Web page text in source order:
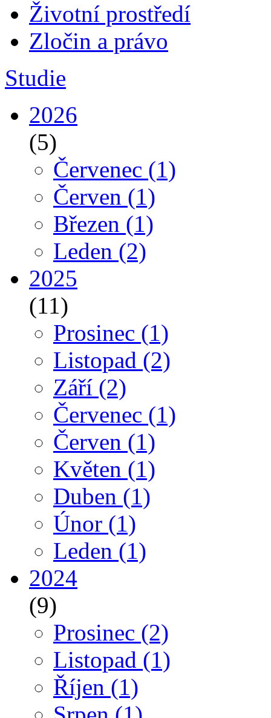
Životní prostředí
Zločin a právo
Studie
2026
(5)
Červenec (1)
Červen (1)
Březen (1)
Leden (2)
2025
(11)
Prosinec (1)
Listopad (2)
Září (2)
Červenec (1)
Červen (1)
Květen (1)
Duben (1)
Únor (1)
Leden (1)
2024
(9)
Prosinec (2)
Listopad (1)
Říjen (1)